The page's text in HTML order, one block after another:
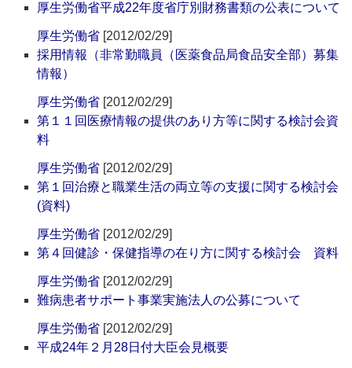
厚生労働省平成22年度省庁別財務書類の公表について
厚生労働省 [2012/02/29]
採用情報（非常勤職員（医薬食品局食品安全部）募集
情報）
厚生労働省 [2012/02/29]
第１１回医療情報の提供のあり方等に関する検討会資
料
厚生労働省 [2012/02/29]
第１回治療と職業生活の両立等の支援に関する検討会
(資料)
厚生労働省 [2012/02/29]
第４回健診・保健指導の在り方に関する検討会 資料
厚生労働省 [2012/02/29]
難病患者サポート事業実施法人の公募について
厚生労働省 [2012/02/29]
平成24年２月28日付大臣会見概要